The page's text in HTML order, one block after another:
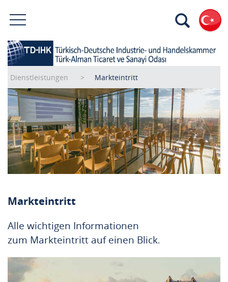
Dienstleistungen Markteintritt
Markteintritt
Alle wichtigen Informationen
zum Markteintritt auf einen Blick.